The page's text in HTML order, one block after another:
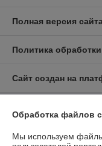
Полная версия
Политика
Сайт создан на
Информация для
Юридическое лицо:
"Проектатек"
Обработка файлов
Мы используем